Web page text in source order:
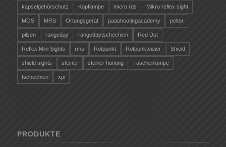
kapselgehörschutz Kopflampe micro rds Mikro reflex sight
MOS MRS Ortungsgerät paashootingacademy peltor
pilsen rangeday rangedaytschechien Red Dot
Reflex Mini Sights rms Rotpunkt Rotpunktvisier Shield
shield sights steiner steiner hunting Taschenlampe
tschechien xpi
PRODUKTE